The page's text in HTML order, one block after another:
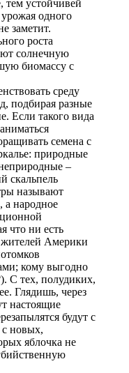
тем устойчивей
одного
заметит.
роста
солнечную
биомассу с
среду
подбирая разные
Если такого вида
семена с
природные
–
скальпель
называют
народное
что ни есть
Америки
кому выгодно
С тех, полудиких,
Глядишь, через
настоящие
будут с
с новых,
яблочка не